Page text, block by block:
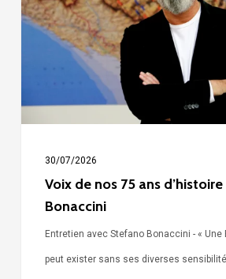
ans
d’histoire
Stefano
Bonaccini
30/07/2026
Voix de nos 75 ans
Bonaccini
Entretien avec Stefano Bonaccini - « Une
peut exister sans ses diverses